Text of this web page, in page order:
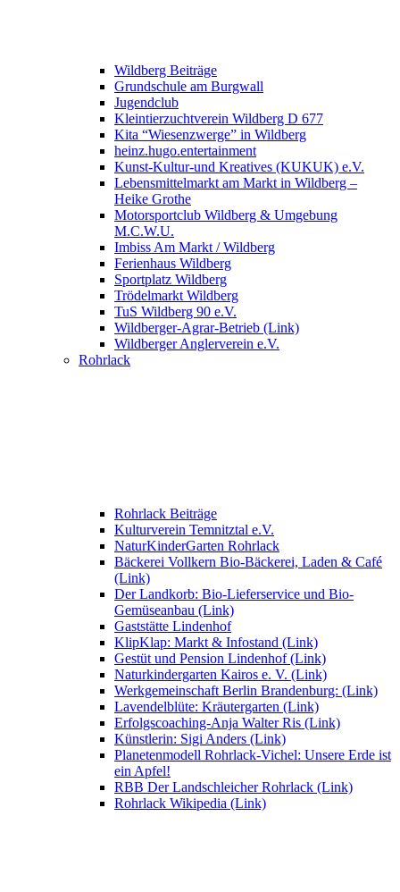
Wildberg Beiträge
Grundschule am Burgwall
Jugendclub
Kleintierzuchtverein Wildberg D 677
Kita “Wiesenzwerge” in Wildberg
heinz.hugo.entertainment
Kunst-Kultur-und Kreatives (KUKUK) e.V.
Lebensmittelmarkt am Markt in Wildberg –
Heike Grothe
Motorsportclub Wildberg & Umgebung
M.C.W.U.
Imbiss Am Markt / Wildberg
Ferienhaus Wildberg
Sportplatz Wildberg
Trödelmarkt Wildberg
TuS Wildberg 90 e.V.
Wildberger-Agrar-Betrieb (Link)
Wildberger Anglerverein e.V.
Rohrlack
Rohrlack Beiträge
Kulturverein Temnitztal e.V.
NaturKinderGarten Rohrlack
Bäckerei Vollkern Bio-Bäckerei, Laden & Café
(Link)
Der Landkorb: Bio-Lieferservice und Bio-
Gemüseanbau (Link)
Gaststätte Lindenhof
KlipKlap: Markt & Infostand (Link)
Gestüt und Pension Lindenhof (Link)
Naturkindergarten Kairos e. V. (Link)
Werkgemeinschaft Berlin Brandenburg: (Link)
Lavendelblüte: Kräutergarten (Link)
Erfolgscoaching-Anja Walter Ris (Link)
Künstlerin: Sigi Anders (Link)
Planetenmodell Rohrlack-Vichel: Unsere Erde ist
ein Apfel!
RBB Der Landschleicher Rohrlack (Link)
Rohrlack Wikipedia (Link)